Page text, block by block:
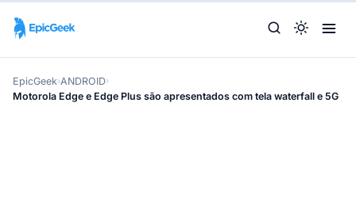
EpicGeek›ANDROID›
Motorola Edge e Edge Plus são apresentados com tela waterfall e 5G